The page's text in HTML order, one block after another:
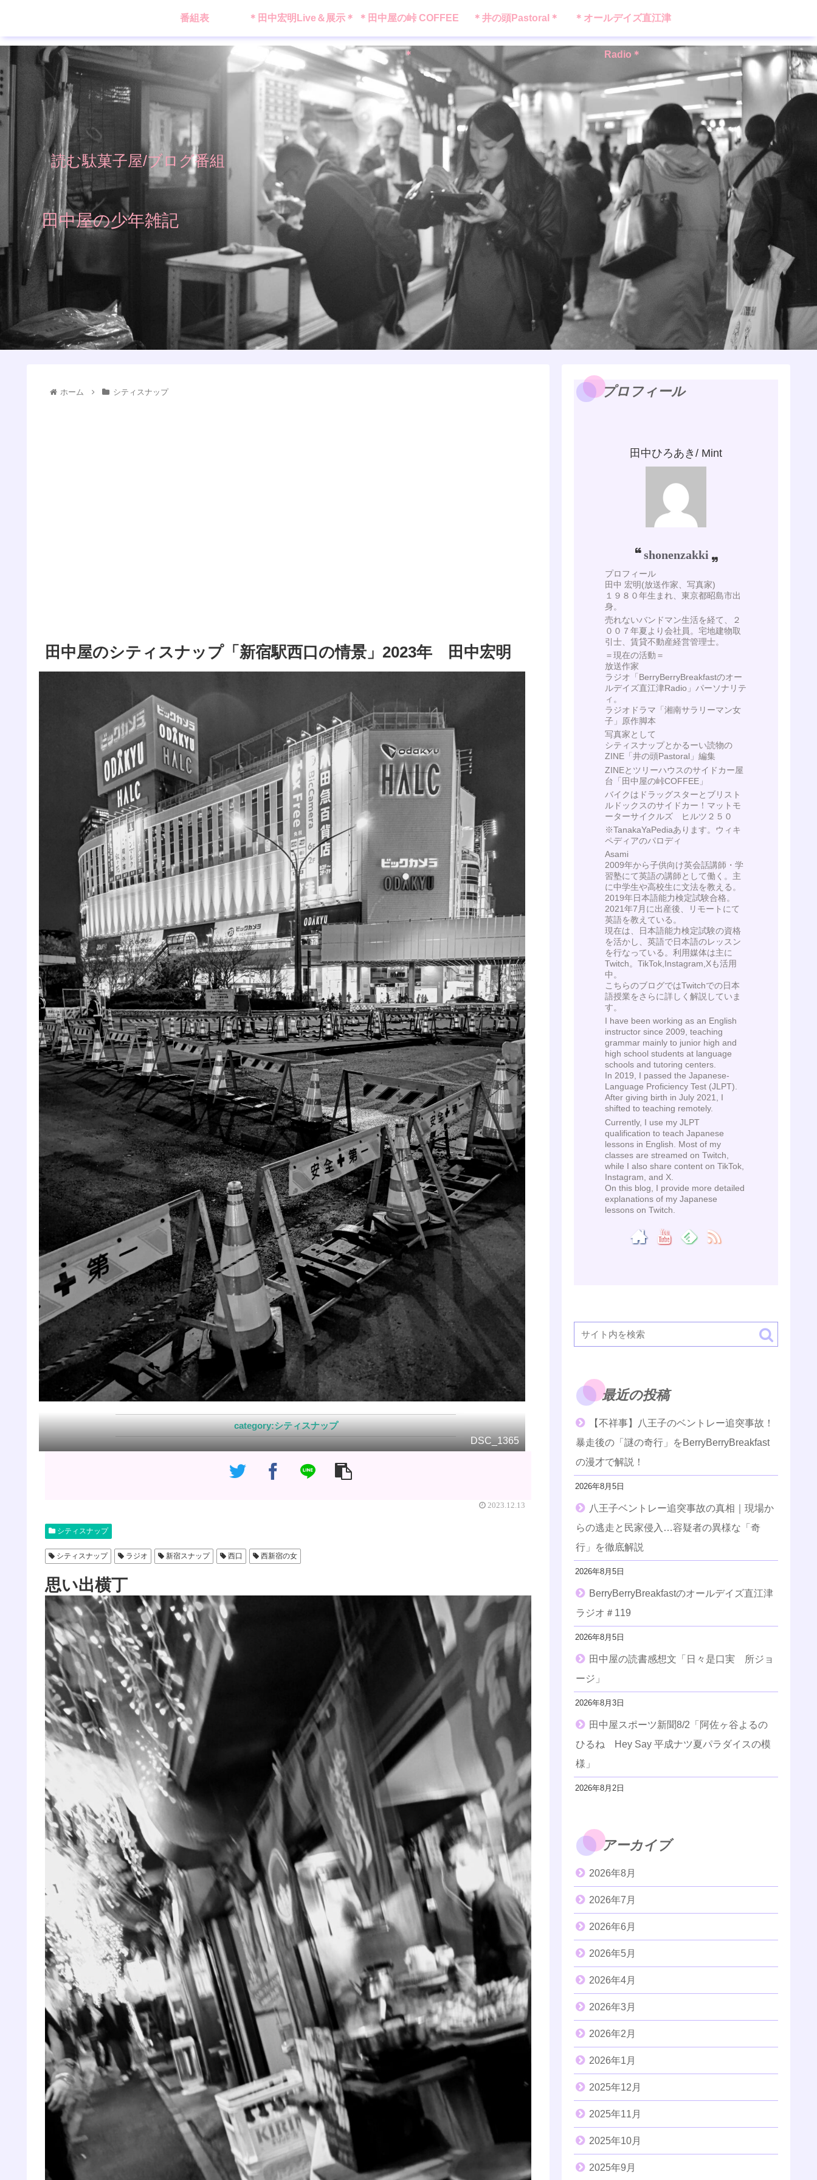
読む駄菓子屋/ブログ番組
田中屋の少年雑記
番組表 ＊田中宏明Live＆展示＊ ＊田中屋の峠 COFFEE
＊
＊井の頭Pastoral＊ ＊オールデイズ直江津
Radio＊
ホーム シティスナップ
田中屋のシティスナップ「新宿駅西口の情景」2023年 田中宏明
シティスナップ
DSC_1365
2023.12.13
シティスナップ
シティスナップ ラジオ 新宿スナップ 西口 西新宿の女
思い出横丁
プロフィール
田中ひろあき/ Mint
shonenzakki
プロフィール
田中 宏明(放送作家、写真家)
１９８０年生まれ、東京都昭島市出
身。
売れないバンドマン生活を経て、２
００７年夏より会社員。宅地建物取
引士、賃貸不動産経営管理士。
＝現在の活動＝
放送作家
ラジオ「BerryBerryBreakfastのオー
ルデイズ直江津Radio」パーソナリテ
ィ。
ラジオドラマ「湘南サラリーマン女
子」原作脚本
写真家として
シティスナップとかるーい読物の
ZINE「井の頭Pastoral」編集
ZINEとツリーハウスのサイドカー屋
台「田中屋の峠COFFEE」
バイクはドラッグスターとブリスト
ルドックスのサイドカー！マットモ
ーターサイクルズ ヒルツ２５０
※TanakaYaPediaあります。ウィキ
ペディアのパロディ
Asami
2009年から子供向け英会話講師・学
習塾にて英語の講師として働く。主
に中学生や高校生に文法を教える。
2019年日本語能力検定試験合格。
2021年7月に出産後、リモートにて
英語を教えている。
現在は、日本語能力検定試験の資格
を活かし、英語で日本語のレッスン
を行なっている。利用媒体は主に
Twitch。TikTok,Instagram,Xも活用
中。
こちらのブログではTwitchでの日本
語授業をさらに詳しく解説していま
す。
I have been working as an English
instructor since 2009, teaching
grammar mainly to junior high and
high school students at language
schools and tutoring centers.
In 2019, I passed the Japanese-
Language Proficiency Test (JLPT).
After giving birth in July 2021, I
shifted to teaching remotely.
Currently, I use my JLPT
qualification to teach Japanese
lessons in English. Most of my
classes are streamed on Twitch,
while I also share content on TikTok,
Instagram, and X.
On this blog, I provide more detailed
explanations of my Japanese
lessons on Twitch.
最近の投稿
【不祥事】八王子のベントレー追突事故！
暴走後の「謎の奇行」をBerryBerryBreakfast
の漫才で解説！
2026年8月5日
八王子ベントレー追突事故の真相｜現場か
らの逃走と民家侵入…容疑者の異様な「奇
行」を徹底解説
2026年8月5日
BerryBerryBreakfastのオールデイズ直江津
ラジオ＃119
2026年8月5日
田中屋の読書感想文「日々是口実 所ジョ
ージ」
2026年8月3日
田中屋スポーツ新聞8/2「阿佐ヶ谷よるの
ひるね Hey Say 平成ナツ夏パラダイスの模
様」
2026年8月2日
アーカイブ
2026年8月
2026年7月
2026年6月
2026年5月
2026年4月
2026年3月
2026年2月
2026年1月
2025年12月
2025年11月
2025年10月
2025年9月